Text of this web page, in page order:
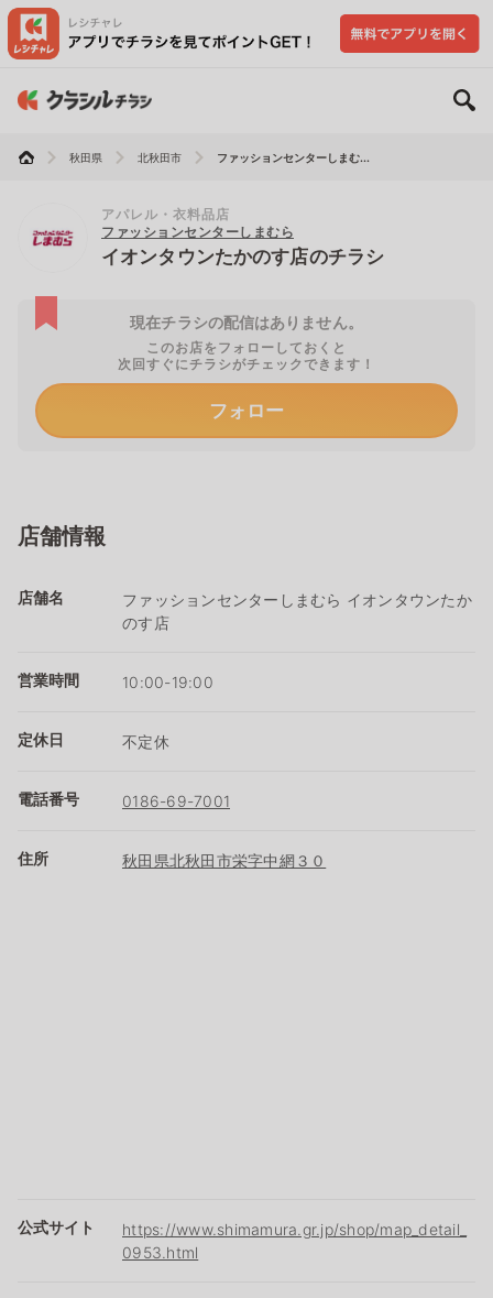
秋田県 北秋田市 ファッションセンターしまむ...
アパレル・衣料品店
ファッションセンターしまむら
イオンタウンたかのす店のチラシ
現在チラシの配信はありません。
このお店をフォローしておくと
次回すぐにチラシがチェックできます！
フォロー
店舗情報
店舗名
ファッションセンターしまむら イオンタウンたか
のす店
営業時間 10:00-19:00
定休日 不定休
電話番号 0186-69-7001
住所 秋田県北秋田市栄字中網３０
公式サイト
https://www.shimamura.gr.jp/shop/map_detail_
0953.html